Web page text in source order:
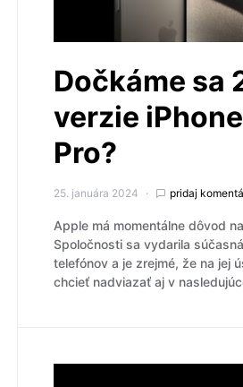
Dočkáme sa
verzie
Pro?
25. januára 2024 pridaj
Apple má momentálne dôvod
Spoločnosti sa vydarila
telefónov a je zrejmé, že na jej
chcieť nadviazať aj v